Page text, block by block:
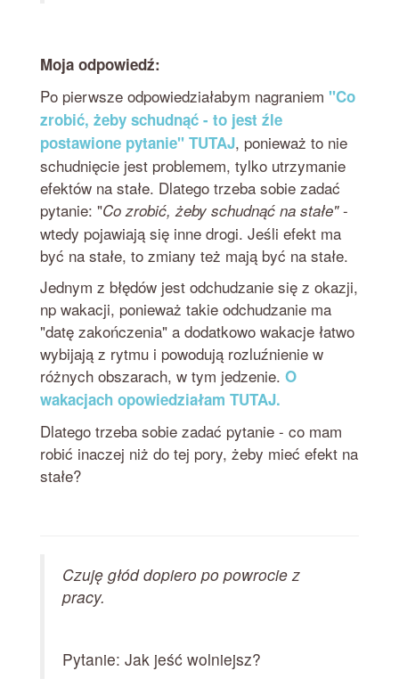
Moja odpowiedź:
Po pierwsze odpowiedziałabym nagraniem "Co
zrobić, żeby schudnąć - to jest źle
postawione pytanie" TUTAJ, ponieważ to nie
schudnięcie jest problemem, tylko utrzymanie
efektów na stałe. Dlatego trzeba sobie zadać
pytanie: "Co zrobić, żeby schudnąć na stałe"-
wtedy pojawiają się inne drogi. Jeśli efekt ma
być na stałe, to zmiany też mają być na stałe.
Jednym z błędów jest odchudzanie się z okazji,
np wakacji, ponieważ takie odchudzanie ma
"datę zakończenia" a dodatkowo wakacje łatwo
wybijają z rytmu i powodują rozluźnienie w
różnych obszarach, w tym jedzenie. O
wakacjach opowiedziałam TUTAJ.
Dlatego trzeba sobie zadać pytanie - co mam
robić inaczej niż do tej pory, żeby mieć efekt na
stałe?
Czuję głód dopiero po powrocie z
pracy.
Pytanie: Jak jeść wolniejsz?